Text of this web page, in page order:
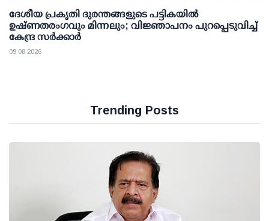
ദേശീയ പ്രകൃതി ദുരന്തങ്ങളുടെ പട്ടികയില്‍
ഉഷ്ണതരംഗവും മിന്നലും; വിജ്ഞാപനം പുറപ്പെടുവിച്ച്
കേന്ദ്ര സര്‍ക്കാര്‍
09 08 2026
Trending Posts